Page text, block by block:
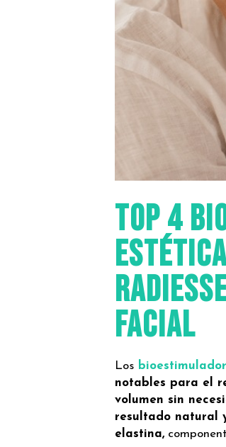
Top 4
facial
Los
notables para el
volumen sin
resultado natural
elastina,